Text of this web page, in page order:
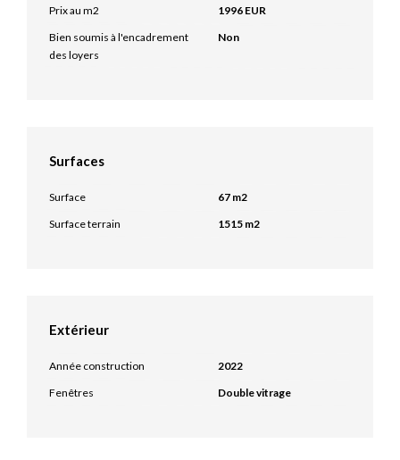
Prix au m2
1996 EUR
Bien soumis à l'encadrement
des loyers
Non
Surfaces
Surface
67 m2
Surface terrain
1515 m2
Extérieur
Année construction
2022
Fenêtres
Double vitrage